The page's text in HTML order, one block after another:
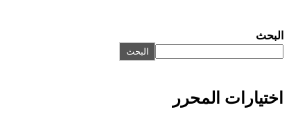
البحث
البحث
اختيارات المحرر